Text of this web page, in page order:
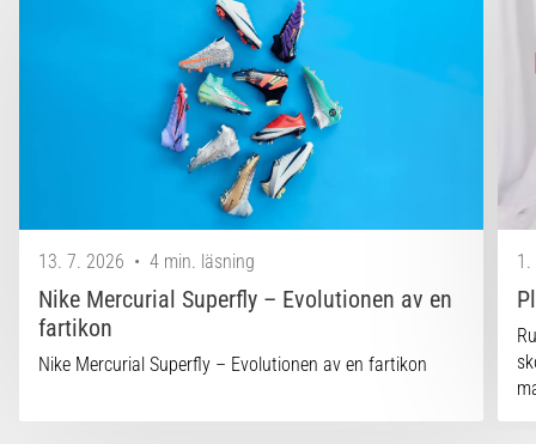
13. 7. 2026 • 4 min. läsning
Nike Mercurial Superfly – Evolutionen av en
fartikon
Nike Mercurial Superfly – Evolutionen av en fartikon
1.